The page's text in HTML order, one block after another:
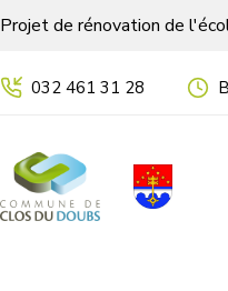
Projet de rénovation de
032 461 31 28